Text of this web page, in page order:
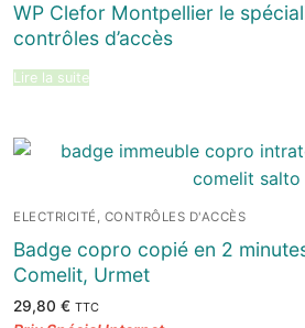
WP Clefor Montpellier le
contrôles d’accès
Lire la suite
ELECTRICITÉ, CONTRÔLES D'ACCÈS
Badge copro copié en 2
Comelit, Urmet
29,80 € TTC